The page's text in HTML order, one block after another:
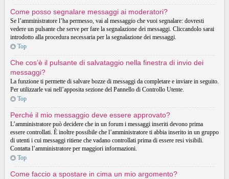
Come posso segnalare messaggi ai moderatori?
Se l’amministratore l’ha permesso, vai al messaggio che vuoi segnalare: dovresti
vedere un pulsante che serve per fare la segnalazione dei messaggi. Cliccandolo sarai
introdotto alla procedura necessaria per la segnalazione dei messaggi.
Top
Che cos’è il pulsante di salvataggio nella finestra di invio dei
messaggi?
La funzione ti permette di salvare bozze di messaggi da completare e inviare in seguito.
Per utilizzarle vai nell’apposita sezione del Pannello di Controllo Utente.
Top
Perché il mio messaggio deve essere approvato?
L’amministratore può decidere che in un forum i messaggi inseriti devono prima
essere controllati. È inoltre possibile che l’amministratore ti abbia inserito in un gruppo
di utenti i cui messaggi ritiene che vadano controllati prima di essere resi visibili.
Contatta l’amministratore per maggiori informazioni.
Top
Come faccio a spostare in cima un mio argomento?